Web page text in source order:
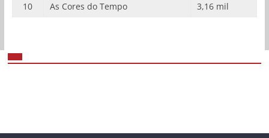
10
As Cores do Tempo 3,16 mil